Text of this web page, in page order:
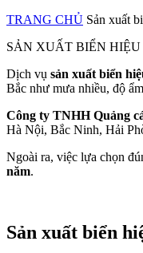
TRANG CHỦ Sản xuất
SẢN XUẤT BIỂN
Dịch vụ sản xuất biển
Bắc như mưa nhiều, độ
Công ty TNHH Quảng
Hà Nội, Bắc Ninh, Hải
Ngoài ra, việc lựa chọn
năm.
Sản xuất biển